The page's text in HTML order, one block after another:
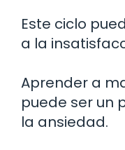
Este ciclo
a la
Aprender a
puede ser un
la ansiedad.